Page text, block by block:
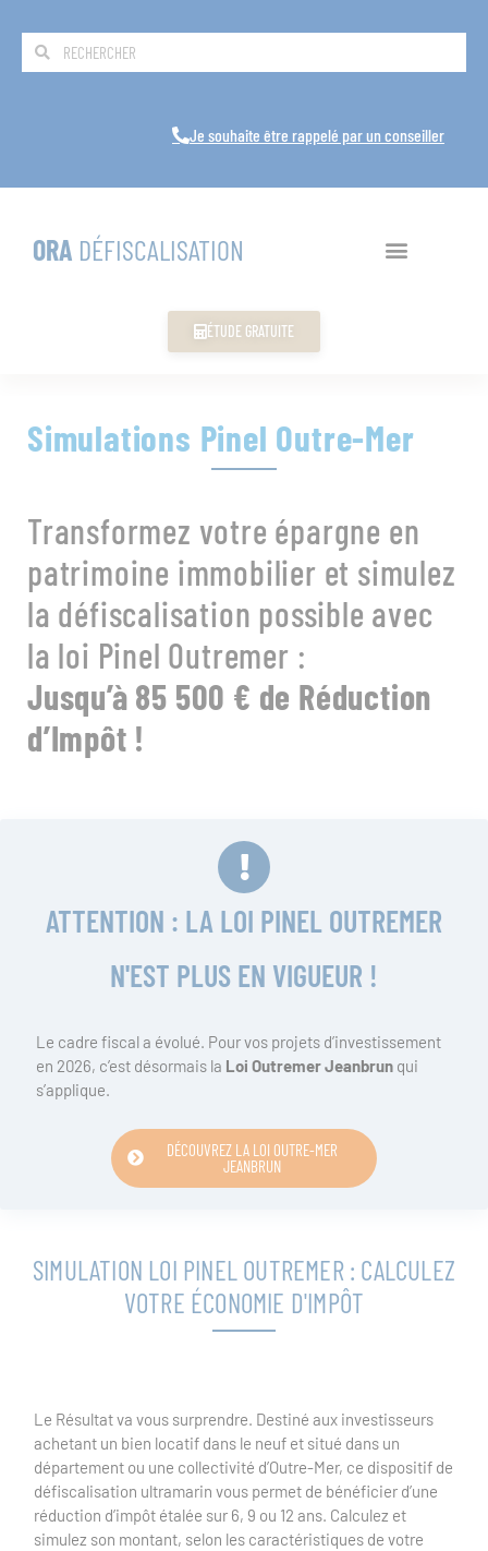
Je souhaite être rappelé par un conseiller
ORA DÉFISCALISATION
ÉTUDE GRATUITE
Simulations Pinel Outre-Mer
Transformez votre épargne en
patrimoine immobilier et simulez
la défiscalisation possible avec
la loi Pinel Outremer :
Jusqu’à 85 500 € de Réduction
d’Impôt !
ATTENTION : LA LOI PINEL OUTREMER
N'EST PLUS EN VIGUEUR !
Le cadre fiscal a évolué. Pour vos projets d’investissement
en 2026, c’est désormais la Loi Outremer Jeanbrun qui
s’applique.
DÉCOUVREZ LA LOI OUTRE-MER
JEANBRUN
SIMULATION LOI PINEL OUTREMER : CALCULEZ
VOTRE ÉCONOMIE D'IMPÔT
Le Résultat va vous surprendre. Destiné aux investisseurs
achetant un bien locatif dans le neuf et situé dans un
département ou une collectivité d’Outre-Mer, ce dispositif de
défiscalisation ultramarin vous permet de bénéficier d’une
réduction d’impôt étalée sur 6, 9 ou 12 ans. Calculez et
simulez son montant, selon les caractéristiques de votre